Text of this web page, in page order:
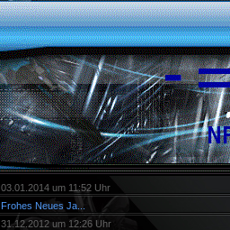
03.01.2014 um 11:52 Uhr
Frohes Neues Ja...
31.12.2012 um 12:26 Uhr